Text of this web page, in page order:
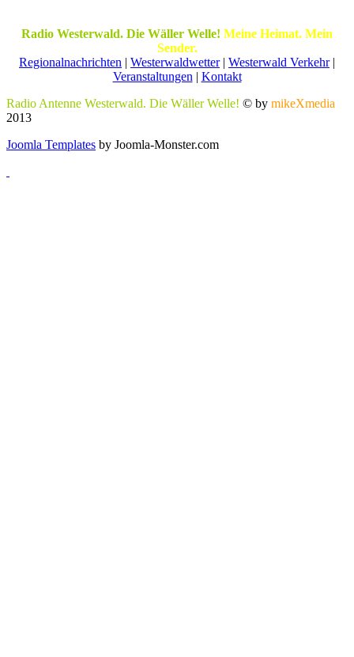
Radio Westerwald. Die Wäller Welle! Meine Heimat. Mein
Sender.
Regionalnachrichten | Westerwaldwetter| Westerwald Verkehr|
Veranstaltungen | Kontakt
Radio Antenne Westerwald. Die Wäller Welle! © by mikeXmedia
2013
Joomla Templates by Joomla-Monster.com